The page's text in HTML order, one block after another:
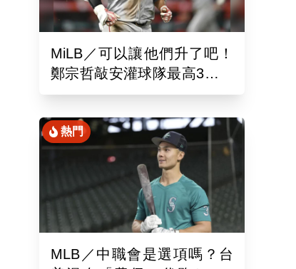
MiLB／可以讓他們升了吧！
鄭宗哲敲安灌球隊最高3打點
混血「龍仔」單場猛打賞
熱門
MLB／中職會是選項嗎？台